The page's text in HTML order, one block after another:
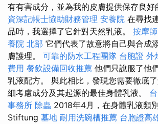
有有害成分，並為我的皮膚提供保存良好
資深記帳士協助財務管理 安養院 在尋找
品時，我選擇了它針對天然乳液。 按摩
養院 北部 它們代表了故意將自己與合成
膚護理。 可靠的防水工程團隊 台胞證 外
費用 餐飲設備回收推薦 他們只說服了他
乳液配方。 與此相比，發現您需要徹底
細考慮成分及其起源的最佳身體乳液。
事務所 除蟲 2018年4月，在身體乳液類
Stiftung 墓地 耐用洗碗槽推薦 台胞證高